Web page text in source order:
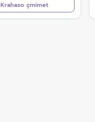
Krahaso çmimet